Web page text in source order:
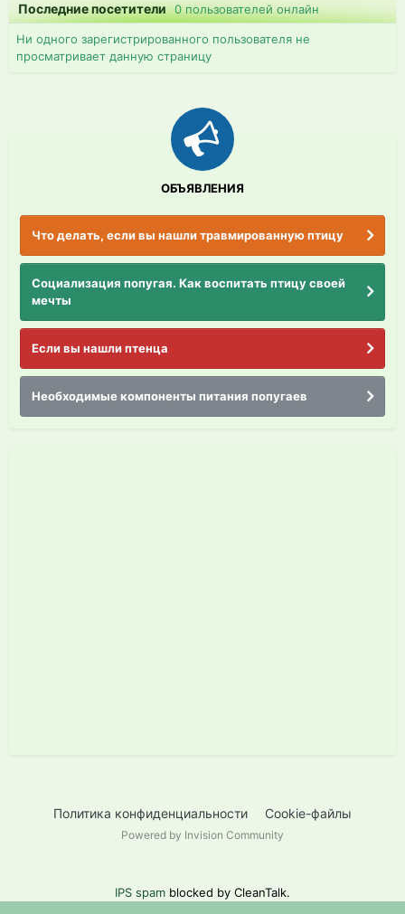
Последние посетители0 пользователей онлайн
Ни одного зарегистрированного пользователя не
просматривает данную страницу
ОБЪЯВЛЕНИЯ
Что делать, если вы нашли травмированную птицу
Социализация попугая. Как воспитать птицу своей
мечты
Если вы нашли птенца
Необходимые компоненты питания попугаев
Политика конфиденциальности Cookie-файлы
Powered by Invision Community
IPS spam blocked by CleanTalk.